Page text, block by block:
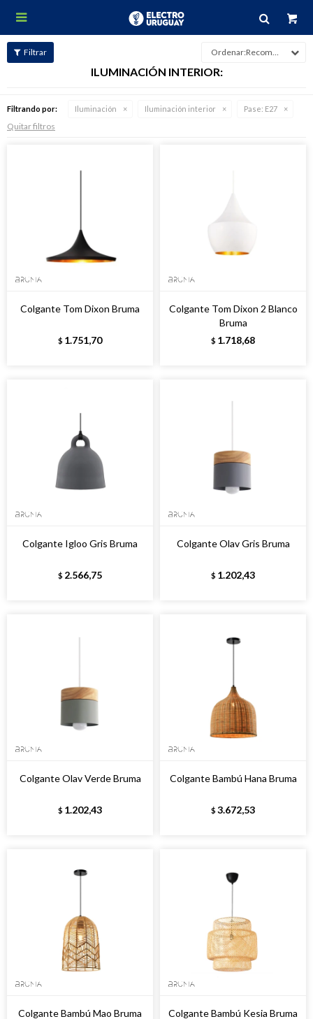

Recomendados
ILUMINACIÓN INTERIOR:
Filtrando por: Iluminación Iluminación interior Pase: E27
Quitar filtros
Colgante Tom Dixon Bruma
$ 1.751,70
Colgante Tom Dixon 2 Blanco
Bruma
$ 1.718,68
Colgante Igloo Gris Bruma
$ 2.566,75
Colgante Olav Gris Bruma
$ 1.202,43
Colgante Olav Verde Bruma
$ 1.202,43
Colgante Bambú Hana Bruma
$ 3.672,53
Colgante Bambú Mao Bruma Colgante Bambú Kesia Bruma